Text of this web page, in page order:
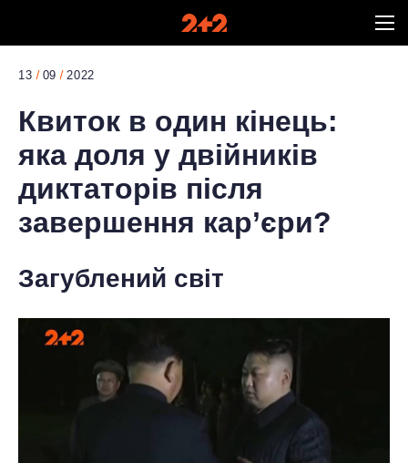
13 09 2022
Квиток в один кінець:
яка доля у двійників
диктаторів після
завершення кар’єри?
Загублений світ